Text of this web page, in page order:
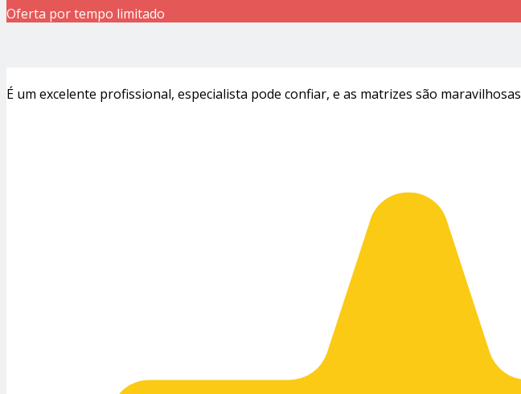
Oferta por tempo limitado
É um excelente profissional, especialista pode confiar, e as matrizes são maravilhosas